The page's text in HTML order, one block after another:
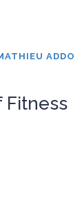
ADDO
Fitness